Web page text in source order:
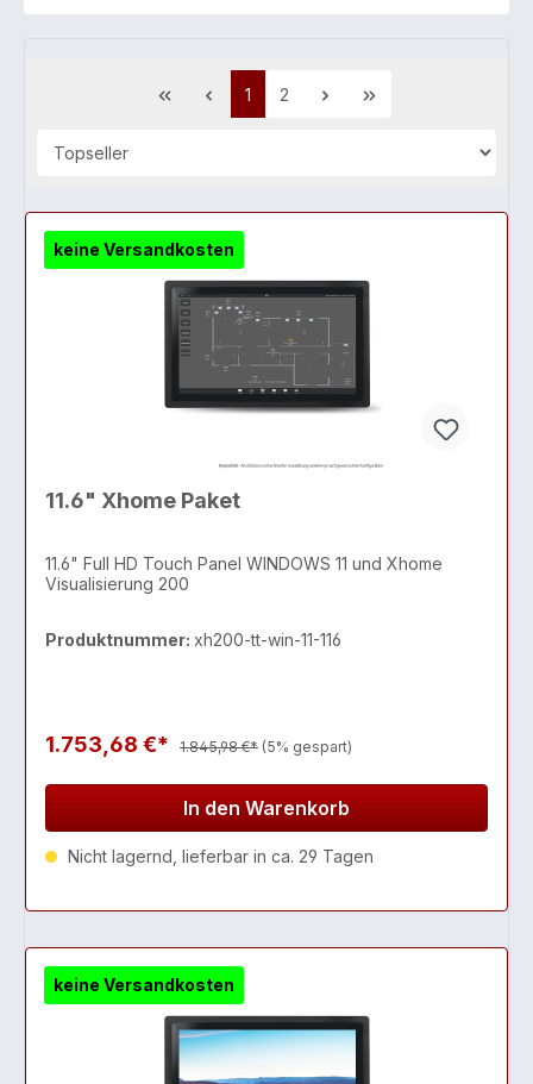
1 2
keine Versandkosten
11.6" Xhome Paket
11.6" Full HD Touch Panel WINDOWS 11 und Xhome
Visualisierung 200
Produktnummer: xh200-tt-win-11-116
1.753,68 €* 1.845,98 €* (5% gespart)
In den Warenkorb
Nicht lagernd, lieferbar in ca. 29 Tagen
keine Versandkosten